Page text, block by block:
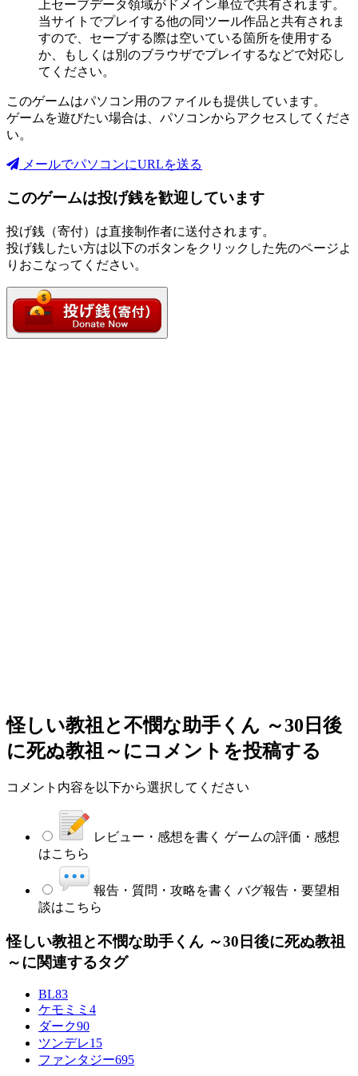
上セーブデータ領域がドメイン単位で共有されます。
当サイトでプレイする他の同ツール作品と共有されま
すので、セーブする際は空いている箇所を使用する
か、もしくは別のブラウザでプレイするなどで対応し
てください。
このゲームはパソコン用のファイルも提供しています。
ゲームを遊びたい場合は、パソコンからアクセスしてくださ
い。
メールでパソコンにURLを送る
このゲームは投げ銭を歓迎しています
投げ銭（寄付）は直接制作者に送付されます。
投げ銭したい方は以下のボタンをクリックした先のページよ
りおこなってください。
怪しい教祖と不憫な助手くん ～30日後
に死ぬ教祖～ にコメントを投稿する
コメント内容を以下から選択してください
レビュー・感想を書く ゲームの評価・感想
はこちら
報告・質問・攻略を書く バグ報告・要望相
談はこちら
怪しい教祖と不憫な助手くん ～30日後に死ぬ教祖
～に関連するタグ
BL83
ケモミミ 4
ダーク90
ツンデレ15
ファンタジー695